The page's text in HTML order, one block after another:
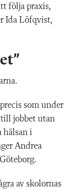
följa praxis,
Ida Löfqvist,
som under
till jobbet utan
hälsan i
Andrea
av skolornas